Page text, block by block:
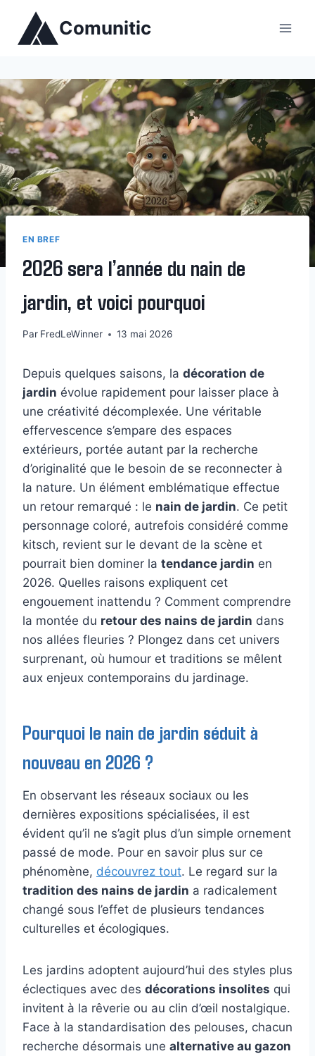
contenu
Comunitic
EN BREF
2026 sera l’année du nain de
jardin, et voici pourquoi
Par FredLeWinner 13 mai 2026
Depuis quelques saisons, la décoration de
jardin évolue rapidement pour laisser place à
une créativité décomplexée. Une véritable
effervescence s’empare des espaces
extérieurs, portée autant par la recherche
d’originalité que le besoin de se reconnecter à
la nature. Un élément emblématique effectue
un retour remarqué : le nain de jardin. Ce petit
personnage coloré, autrefois considéré comme
kitsch, revient sur le devant de la scène et
pourrait bien dominer la tendance jardin en
2026. Quelles raisons expliquent cet
engouement inattendu ? Comment comprendre
la montée du retour des nains de jardin dans
nos allées fleuries ? Plongez dans cet univers
surprenant, où humour et traditions se mêlent
aux enjeux contemporains du jardinage.
Pourquoi le nain de jardin séduit à
nouveau en 2026 ?
En observant les réseaux sociaux ou les
dernières expositions spécialisées, il est
évident qu’il ne s’agit plus d’un simple ornement
passé de mode. Pour en savoir plus sur ce
phénomène, découvrez tout. Le regard sur la
tradition des nains de jardin a radicalement
changé sous l’effet de plusieurs tendances
culturelles et écologiques.
Les jardins adoptent aujourd’hui des styles plus
éclectiques avec des décorations insolites qui
invitent à la rêverie ou au clin d’œil nostalgique.
Face à la standardisation des pelouses, chacun
recherche désormais une alternative au gazon